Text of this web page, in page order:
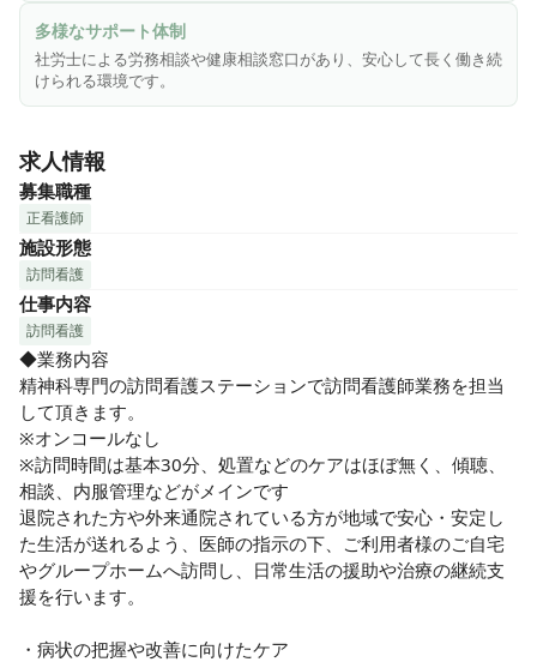
認や最低限の修正のみなので、”看護”に集中できる環境が整っ
ています♪
スタッフの仲がとても良く、ステーション内は自然と笑顔と
コミュニケーションが生まれる明るい職場です。社長室にみ
んなで集まって話す事もよくあるそうです♪また、子育て世代
も活躍中で、さまざまなライフステージへの理解がとてもあ
るステーションです♪
◎あむの充実の教育！決して独りになることはありません！
精神科看護の経験豊かなスタッフが在籍！
オリエンテーション、教育システム（育成プラン、目標管
理・人事考課、エルダーナース・プリセプター制度など）の
様々な教育制度を整えており、精神科を学び成長することが
できます♪（各事業所・営業所に貸出図書もあり）
思いやりのあるスタッフが多く、業務や看護以外のこともす
ぐに相談できる環境があります♪
◎社労士による労務相談窓口やLITALICOによる健康相談窓口
あり
多様なサポート体制
社労士による労務相談や健康相談窓口があり、安心して長く働き続
けられる環境です。
求人情報
募集職種
正看護師
施設形態
訪問看護
仕事内容
訪問看護
◆業務内容
精神科専門の訪問看護ステーションで訪問看護師業務を担当
して頂きます。
※オンコールなし
※訪問時間は基本30分、処置などのケアはほぼ無く、傾聴、
相談、内服管理などがメインです
退院された方や外来通院されている方が地域で安心・安定し
た生活が送れるよう、医師の指示の下、ご利用者様のご自宅
やグループホームへ訪問し、日常生活の援助や治療の継続支
援を行います。
・病状の把握や改善に向けたケア